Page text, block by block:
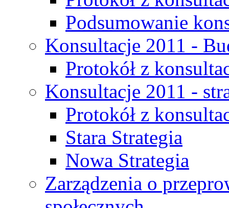
Podsumowanie
Konsultacje 2011 -
Protokół z
Konsultacje 2011 -
Protokół z
Stara Strategia
Nowa Strategia
Zarządzenia o